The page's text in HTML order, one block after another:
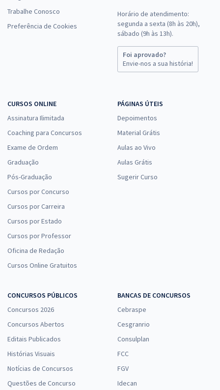
Trabalhe Conosco
Preferência de Cookies
Horário de atendimento:
segunda a sexta (8h às 20h),
sábado (9h às 13h).
Foi aprovado?
Envie-nos a sua história!
CURSOS ONLINE
Assinatura Ilimitada
Coaching para Concursos
Exame de Ordem
Graduação
Pós-Graduação
Cursos por Concurso
Cursos por Carreira
Cursos por Estado
Cursos por Professor
Oficina de Redação
Cursos Online Gratuitos
PÁGINAS ÚTEIS
Depoimentos
Material Grátis
Aulas ao Vivo
Aulas Grátis
Sugerir Curso
CONCURSOS PÚBLICOS
Concursos 2026
Concursos Abertos
Editais Publicados
Histórias Visuais
Notícias de Concursos
Questões de Concurso
BANCAS DE CONCURSOS
Cebraspe
Cesgranrio
Consulplan
FCC
FGV
Idecan